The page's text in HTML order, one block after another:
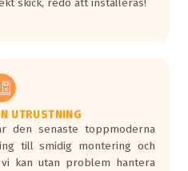
skick, redo att installeras!
UTRUSTNING
den senaste toppmoderna
till smidig montering och
kan utan problem hantera